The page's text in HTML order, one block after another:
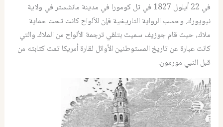
في 22 أيلول 1827 في تل كومورا في مدينة مانشستر في ولاية
نيويورك. وحسب الرواية التاريخية فإن الألواح كانت تحت حماية
ملاك، حيث قام جوزيف سميث بتلقي ترجمة الألواح من الملاك والتي
كانت عبارة عن تاريخ المستوطنين الأوائل لقارة أمريكا تمت كتابته من
قبل النبي مورمون.